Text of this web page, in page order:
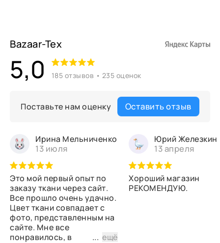
Bazaar-Tex
5,0 185 отзывов • 235 оценок
Поставьте нам оценку Оставить отзыв
Ирина Мельниченко
13 июля
Это мой первый опыт по
заказу ткани через сайт.
Все прошло очень удачно.
Цвет ткани совпадает с
фото, представленным на
сайте. Мне все
понравилось, в
...ещё
Юрий Железкин
13 апреля
Хороший магазин
РЕКОМЕНДУЮ.